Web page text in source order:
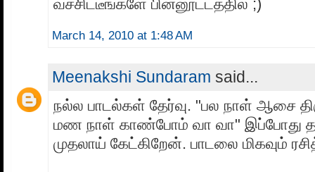
வச்சிட்டீங்களே பின்னூட்டத்தில் ;)
March 14, 2010 at 1:48 AM
Meenakshi Sundaram said...
நல்ல பாடல்கள் தேர்வு. "பல நாள் ஆசை
மண நாள் காண்போம் வா வா" இப்போது
முதலாய் கேட்கிறேன். பாடலை மிகவும்